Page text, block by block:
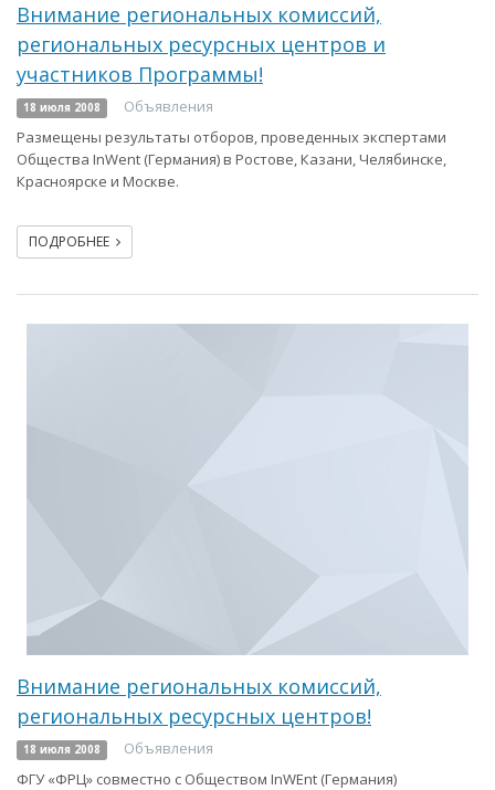
Внимание региональных комиссий,
региональных ресурсных центров и
участников Программы!
18 июля 2008
Объявления
Размещены результаты отборов, проведенных экспертами
Общества InWent (Германия) в Ростове, Казани, Челябинске,
Красноярске и Москве.
ПОДРОБНЕЕ
Внимание региональных комиссий,
региональных ресурсных центров!
18 июля 2008
Объявления
ФГУ «ФРЦ» совместно с Обществом InWЕnt (Германия)